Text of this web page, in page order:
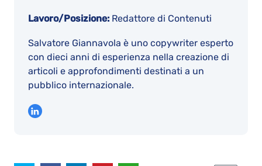
Lavoro/Posizione: Redattore di Contenuti
Salvatore Giannavola è uno copywriter esperto
con dieci anni di esperienza nella creazione di
articoli e approfondimenti destinati a un
pubblico internazionale.